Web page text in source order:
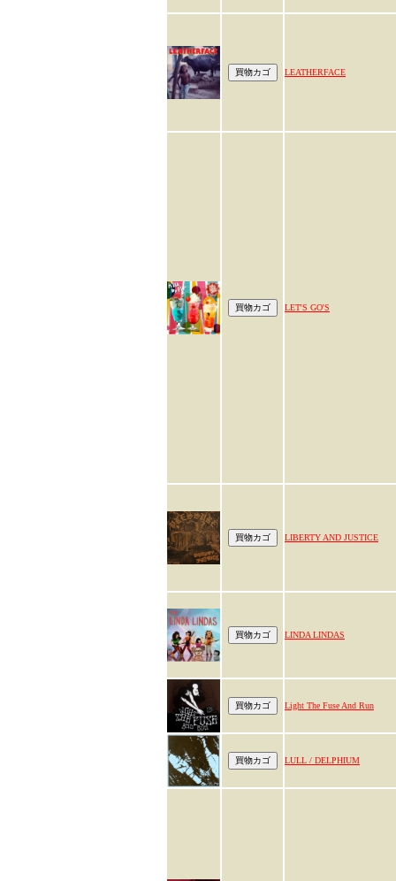
LEATHERFACE
LET'S GO'S
LIBERTY AND JUSTICE
LINDA LINDAS
Light The Fuse And Run
LULL / DELPHIUM